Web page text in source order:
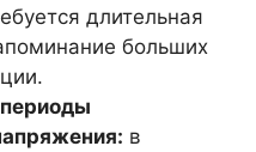
длительная
больших
в